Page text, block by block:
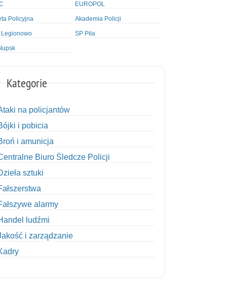
EUROPOL
Policyjna Akademia Policji
Legionowo SP Piła
Kategorie
na policjantów
i pobicia
i amunicja
Biuro Śledcze Policji
sztuki
alarmy
ludźmi
i zarządzanie